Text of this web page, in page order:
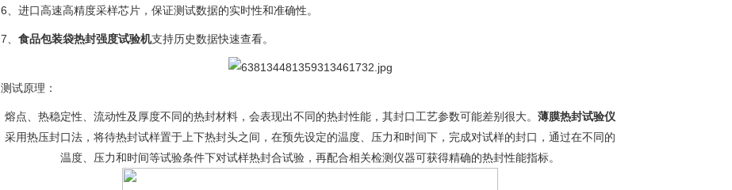
6、进口高速高精度采样芯片，保证测试数据的实时性和准确性。
7、 食品包装袋热封强度试验机支持历史数据快速查看。
测试原理：
熔点、热稳定性、流动性及厚度不同的热封材料，会表现出不同的热封性能，其封口工艺参数可能差别很大。 薄膜热封试验仪
采用热压封口法，将待热封试样置于上下热封头之间，在预先设定的温度、压力和时间下，完成对试样的封口，通过在不同的
温度、压力和时间等试验条件下对试样热封合试验，再配合相关检测仪器可获得精确的热封性能指标。